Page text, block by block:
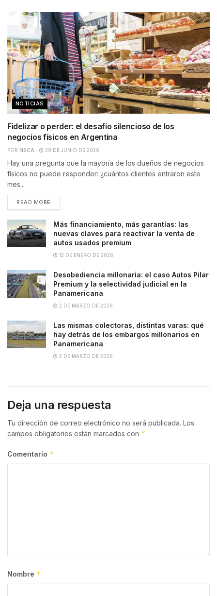
NOTICIAS
Fidelizar o perder: el desafío silencioso de los
negocios físicos en Argentina
POR NSCA 29 DE JUNIO DE 2026
Hay una pregunta que la mayoría de los dueños de negocios
físicos no puede responder: ¿cuántos clientes entraron este
mes...
READ MORE
Más financiamiento, más garantías: las
nuevas claves para reactivar la venta de
autos usados premium
12 DE ENERO DE 2026
Desobediencia millonaria: el caso Autos Pilar
Premium y la selectividad judicial en la
Panamericana
2 DE MARZO DE 2026
Las mismas colectoras, distintas varas: qué
hay detrás de los embargos millonarios en
Panamericana
2 DE MARZO DE 2026
Deja una respuesta
Tu dirección de correo electrónico no será publicada. Los
campos obligatorios están marcados con *
Comentario *
Nombre *